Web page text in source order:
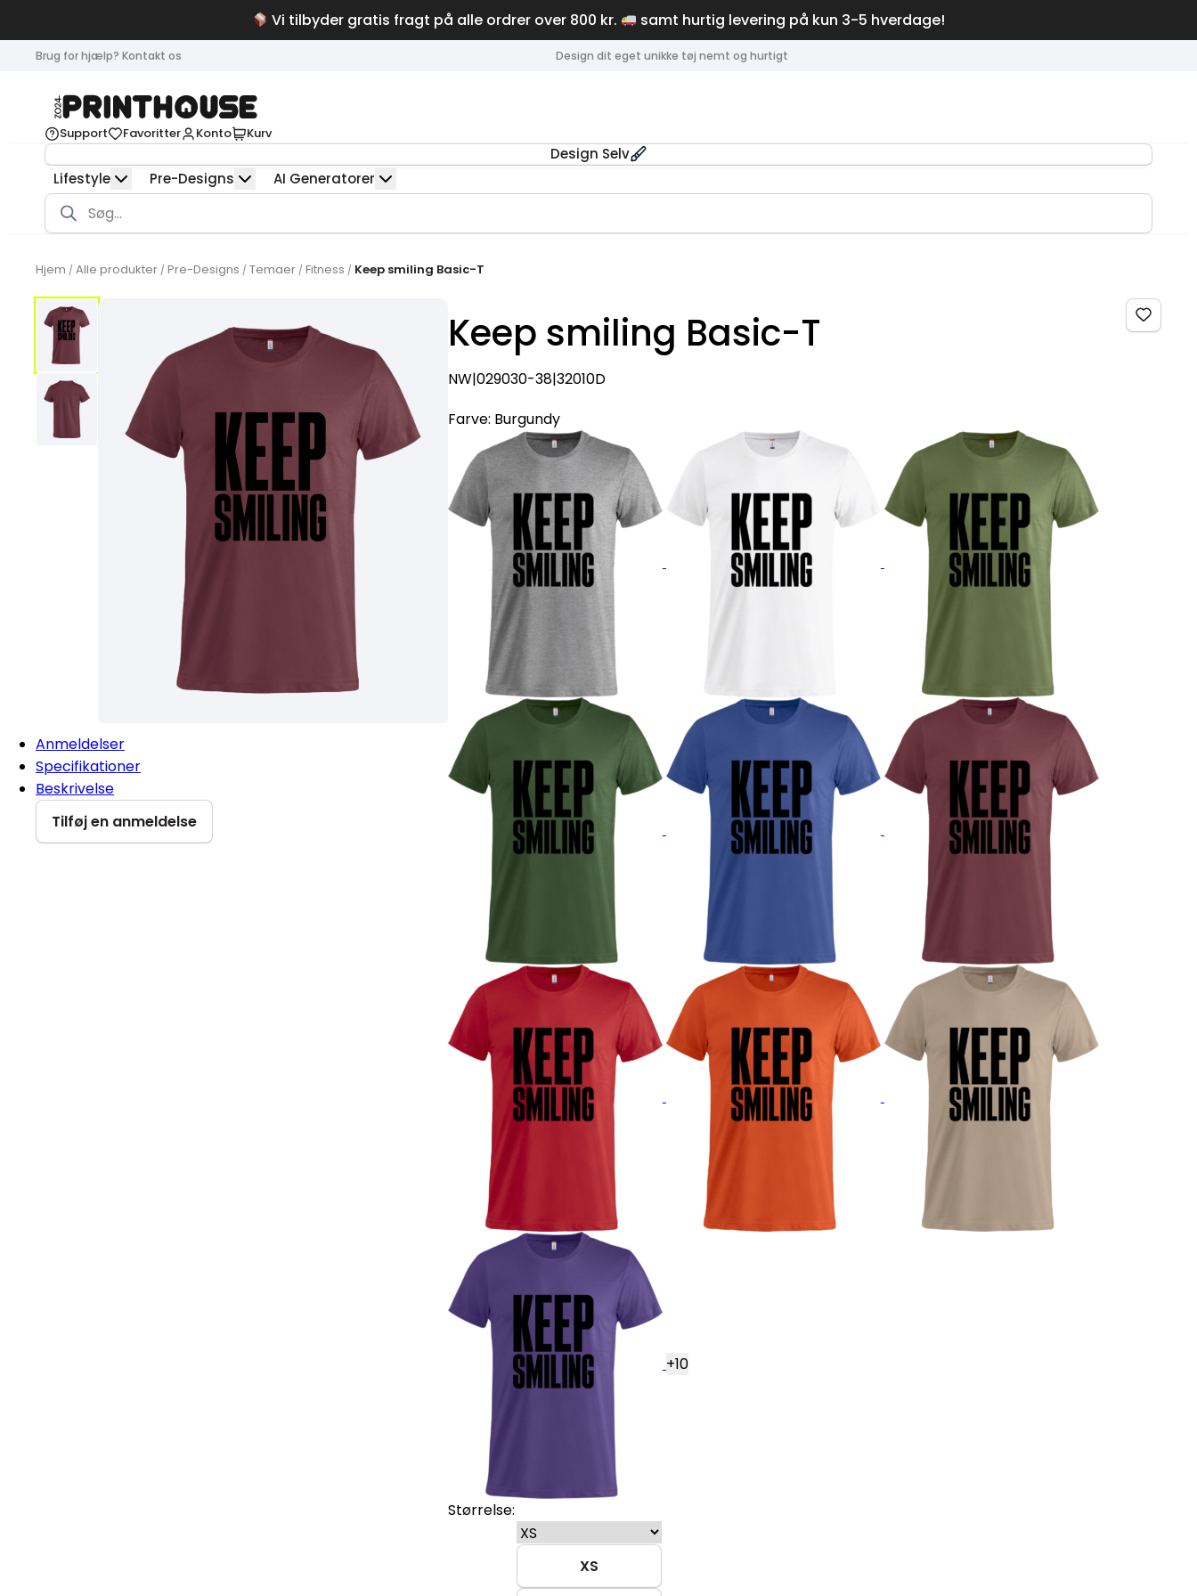
Vi tilbyder gratis fragt på alle ordrer over 800 kr. samt hurtig levering på kun 3-5 hverdage!
Brug for hjælp? Kontakt os Design dit eget unikke tøj nemt og hurtigt
Support Favoritter Konto Kurv
Design Selv
Lifestyle
Pre-Designs AI Generatorer
Products
search
Hjem / Alle produkter / Pre-Designs / Temaer / Fitness / Keep smiling Basic-T
Anmeldelser
Specifikationer
Beskrivelse
Tilføj en anmeldelse
Keep smiling Basic-T
NW|029030-38|32010D
Farve: Burgundy
+10
Størrelse:
XS